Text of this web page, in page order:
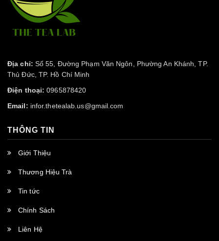
Địa chỉ: Số 55, Đường Phạm Văn Ngôn, Phường An Khánh, TP.
Thủ Đức, TP. Hồ Chí Minh
Điện thoại: 0965878420
Email: infor.thetealab.us@gmail.com
THÔNG TIN
Giới Thiệu
Thương Hiệu Trà
Tin tức
Chính Sách
Liên Hệ